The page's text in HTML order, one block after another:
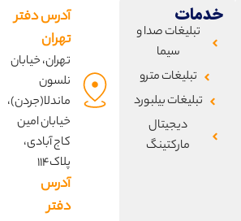
خدمات
تبلیغات صدا و
سیما
تبلیغات مترو
تبلیغات بیلبورد
دیجیتال
مارکتینگ
آدرس دفتر
تهران
تهران، خیابان
نلسون
ماندلا(جردن)،
خیابان امین
کاج آبادی،
پلاک۱۱۴
آدرس
دفتر